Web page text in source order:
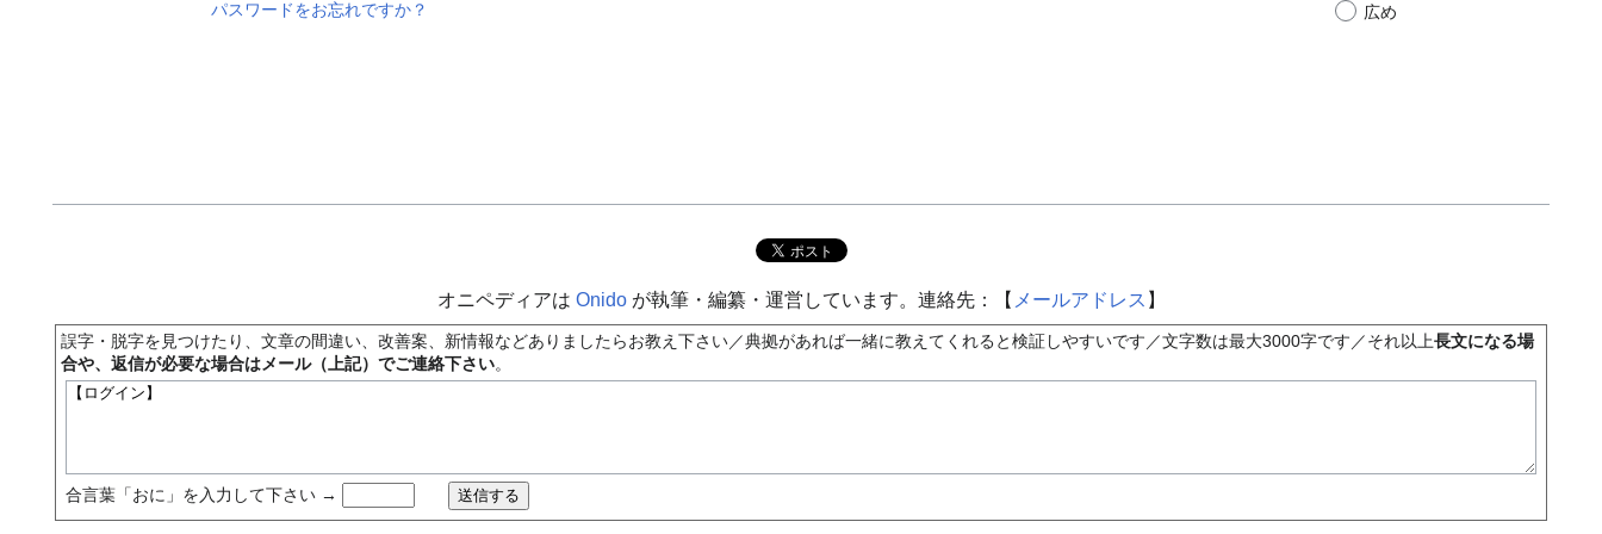
広め
パスワードをお忘れですか？
オニペディアは Onidoが執筆・編纂・運営しています。連絡先：【 メールアドレス 】
誤字・脱字を見つけたり、文章の間違い、改善案、新情報などありましたらお教え下さい／典拠があれば一緒に教えてくれると検証しやすいです／文字数は最大3000字です／それ以上長文になる場
合や、返信が必要な場合はメール（上記）でご連絡下さい。
合言葉「おに」を入力して下さい →